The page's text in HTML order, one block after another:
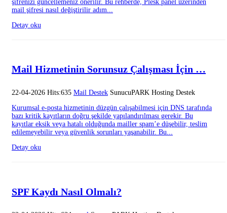
şifrenizi güncellemeniz önerilir. Bu rehberde, Plesk panel üzerinden
mail şifresi nasıl değiştirilir adım...
Detay oku
Mail Hizmetinin Sorunsuz Çalışması İçin …
22-04-2026 Hits:635 Mail Destek SunucuPARK Hosting Destek
Kurumsal e-posta hizmetinin düzgün çalışabilmesi için DNS tarafında
bazı kritik kayıtların doğru şekilde yapılandırılması gerekir. Bu
kayıtlar eksik veya hatalı olduğunda mailler spam’e düşebilir, teslim
edilemeyebilir veya güvenlik sorunları yaşanabilir. Bu...
Detay oku
SPF Kaydı Nasıl Olmalı?